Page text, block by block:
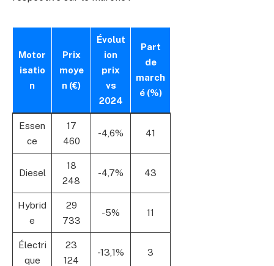
Motor
isatio
n
Prix
moye
n (€)
Évolut
ion
prix
vs
2024
Part
de
march
é (%)
Essen
ce
17
460
-4,6% 41
Diesel
18
248
-4,7% 43
Hybrid
e
29
733
-5% 11
Électri
que
23
124
-13,1% 3